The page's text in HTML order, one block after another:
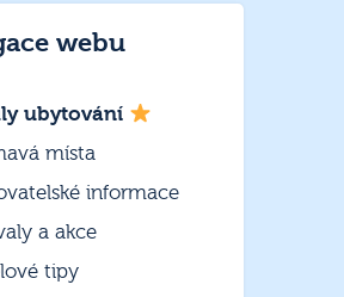
webu
ubytování
místa
informace
a akce
tipy